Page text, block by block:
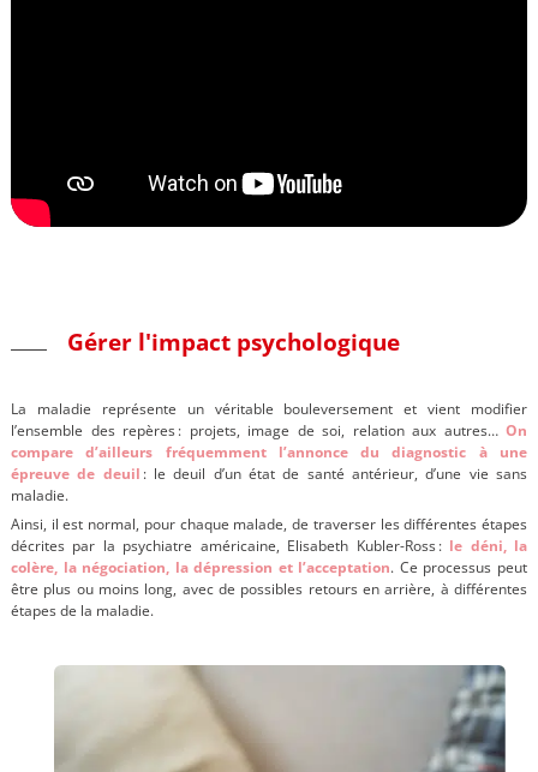
Gérer l'impact psychologique
La maladie représente un véritable bouleversement et vient modifier
l’ensemble des repères : projets, image de soi, relation aux autres… On
compare d’ailleurs fréquemment l’annonce du diagnostic à une
épreuve de deuil : le deuil d’un état de santé antérieur, d’une vie sans
maladie.
Ainsi, il est normal, pour chaque malade, de traverser les différentes étapes
décrites par la psychiatre américaine, Elisabeth Kubler-Ross : le déni, la
colère, la négociation, la dépression et l’acceptation. Ce processus peut
être plus ou moins long, avec de possibles retours en arrière, à différentes
étapes de la maladie.